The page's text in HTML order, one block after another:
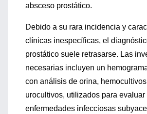
absceso prostático.
Debido a su rara incidencia y
clínicas inespecíficas, el
prostático suele retrasarse. Las
necesarias incluyen un
con análisis de orina,
urocultivos, utilizados para evaluar
enfermedades infecciosas